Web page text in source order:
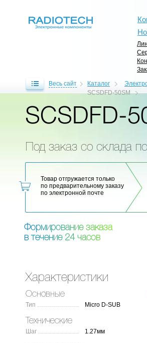
Весь сайт Каталог
SCSDFD-50SM
SCSDFD-
Под заказ со склада
Товар отгружается только
по предварительному заказу
по электронной почте
Формирование заказа
в течение 24 часов
Характеристики
Основные
Тип Micro D-SUB
Технические
Шаг 1.27мм